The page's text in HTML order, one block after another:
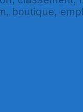
boutique,